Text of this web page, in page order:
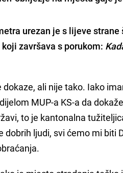
urezan je s lijeve
završava s porukom:
ali nije tako. Iako
MUP-a KS-a da
to je kantonalna
ljudi, svi ćemo mi biti